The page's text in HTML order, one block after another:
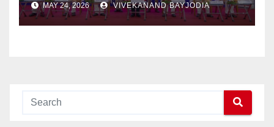
MAY 24, 2026 VIVEKANAND BAYJODIA